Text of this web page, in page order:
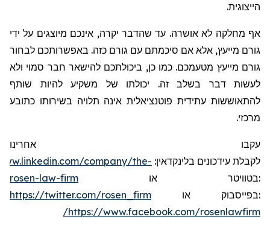
הייצוגית.
אף מחלקה לא אושרה. עד שהדבר יקרה, אינכם מיוצגים על ידי
גורם מייעץ, אלא אם סיכמתם עם גורם כזה. באפשרותכם לבחור
גורם מייעץ מטעמכם. כמו כן, ביכולתכם להישאר חבר סמוי ולא
לעשות דבר בשלב זה. יכולתו של משקיע להיות שותף
להתאוששות עתידית פוטנציאלית אינה תלויה בשירותו כתובע
מרכזי.
עקבו אחרינו
לקבלת עידכונים בלינקדאין:
company/the-
rosen-law-firm או בטוויטר:
https://twitter.com/rosen_firm או בפייסבוק:
https://www.facebook.com/rosenlawfirm/